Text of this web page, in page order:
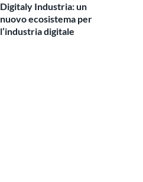
Digitaly Industria: un
nuovo ecosistema per
l’industria digitale